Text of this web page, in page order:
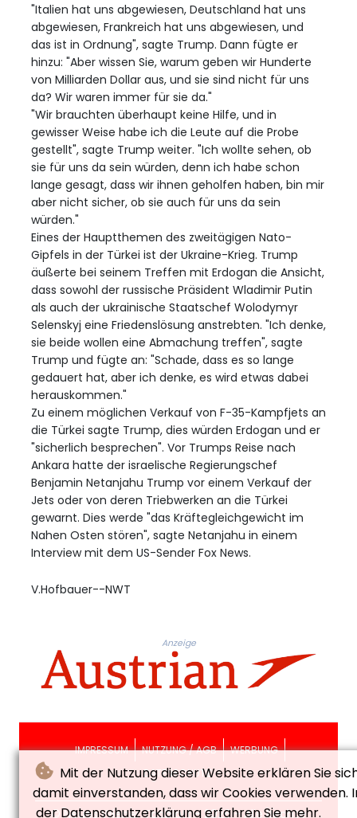
Mit der Nutzung dieser Website erklären Sie
damit einverstanden, dass wir Cookies verwenden.
der Datenschutzerklärung erfahren Sie mehr.
"Italien hat uns abgewiesen, Deutschland hat uns
abgewiesen, Frankreich hat uns abgewiesen, und
das ist in Ordnung", sagte Trump. Dann fügte er
hinzu: "Aber wissen Sie, warum geben wir Hunderte
von Milliarden Dollar aus, und sie sind nicht für uns
da? Wir waren immer für sie da."
"Wir brauchten überhaupt keine Hilfe, und in
gewisser Weise habe ich die Leute auf die Probe
gestellt", sagte Trump weiter. "Ich wollte sehen, ob
sie für uns da sein würden, denn ich habe schon
lange gesagt, dass wir ihnen geholfen haben, bin mir
aber nicht sicher, ob sie auch für uns da sein
würden."
Eines der Hauptthemen des zweitägigen Nato-
Gipfels in der Türkei ist der Ukraine-Krieg. Trump
äußerte bei seinem Treffen mit Erdogan die Ansicht,
dass sowohl der russische Präsident Wladimir Putin
als auch der ukrainische Staatschef Wolodymyr
Selenskyj eine Friedenslösung anstrebten. "Ich denke,
sie beide wollen eine Abmachung treffen", sagte
Trump und fügte an: "Schade, dass es so lange
gedauert hat, aber ich denke, es wird etwas dabei
herauskommen."
Zu einem möglichen Verkauf von F-35-Kampfjets an
die Türkei sagte Trump, dies würden Erdogan und er
"sicherlich besprechen". Vor Trumps Reise nach
Ankara hatte der israelische Regierungschef
Benjamin Netanjahu Trump vor einem Verkauf der
Jets oder von deren Triebwerken an die Türkei
gewarnt. Dies werde "das Kräftegleichgewicht im
Nahen Osten stören", sagte Netanjahu in einem
Interview mit dem US-Sender Fox News.
V.Hofbauer--NWT
Anzeige
IMPRESSUM NUTZUNG / AGB
WERBUNG
DATENSCHUTZ
© Neues Wiener Tagblatt - 2026 - Alle Rechte